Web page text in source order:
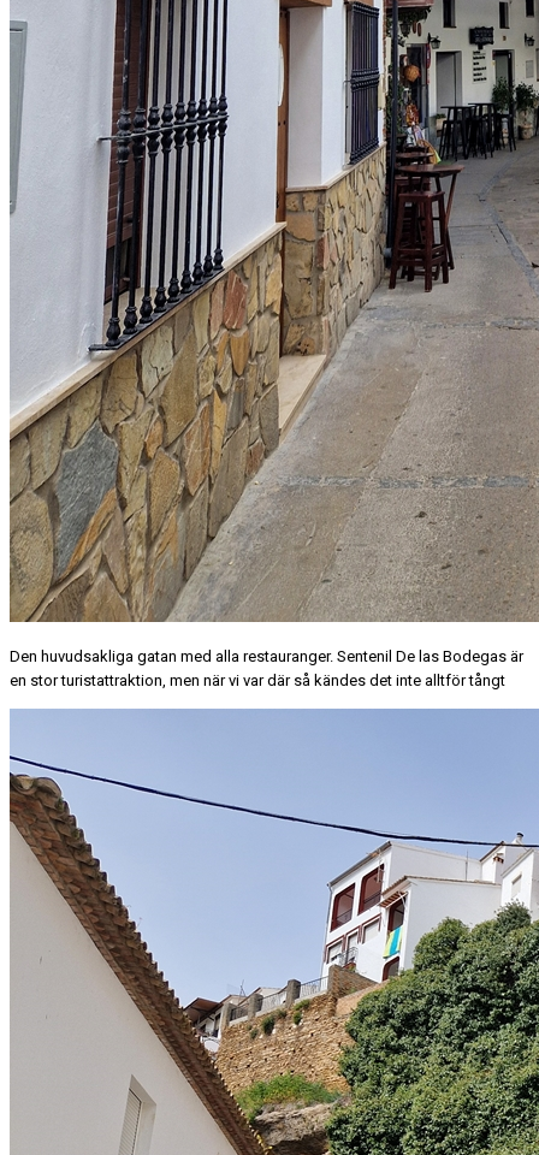
Den huvudsakliga gatan med alla restauranger. Sentenil De las Bodegas är
en stor turistattraktion, men när vi var där så kändes det inte alltför tångt